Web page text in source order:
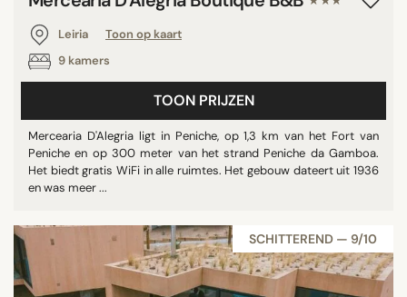
Leiria
Toon op kaart
9 kamers
TOON PRIJZEN
Mercearia D'Alegria ligt in Peniche, op 1,3 km van het Fort van
Peniche en op 300 meter van het strand Peniche da Gamboa.
Het biedt gratis WiFi in alle ruimtes. Het gebouw dateert uit 1936
en was meer ...
SCHITTEREND — 9/10